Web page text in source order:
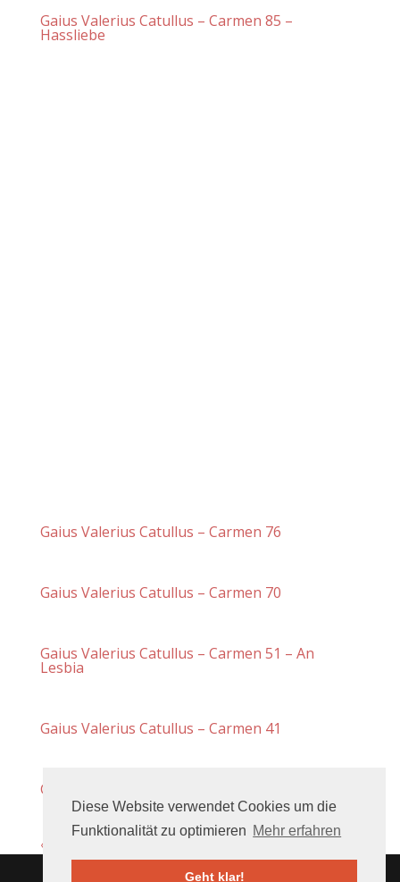
Diese Website verwendet Cookies um die
Funktionalität zu optimieren Mehr erfahren
Geht klar!
Gaius Valerius Catullus – Carmen 85 –
Hassliebe
Gaius Valerius Catullus – Carmen 76
Gaius Valerius Catullus – Carmen 70
Gaius Valerius Catullus – Carmen 51 – An
Lesbia
Gaius Valerius Catullus – Carmen 41
Gaius Valerius Catullus – Carmen 16
« Ältere Einträge